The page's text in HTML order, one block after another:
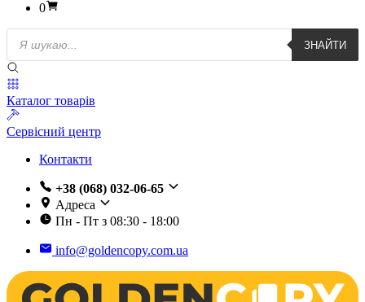
0
Пошук
товарів
ЗНАЙТИ
Каталог товарів
Сервісний центр
Контакти
+38 (068) 032-06-65
Адреса
Пн - Пт з 08:30 - 18:00
info@goldencopy.com.ua